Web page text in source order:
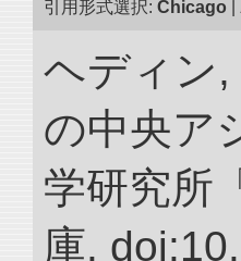
引用形式選択: Chicago
ヘディン,
の中央ア
学研究所
庫.